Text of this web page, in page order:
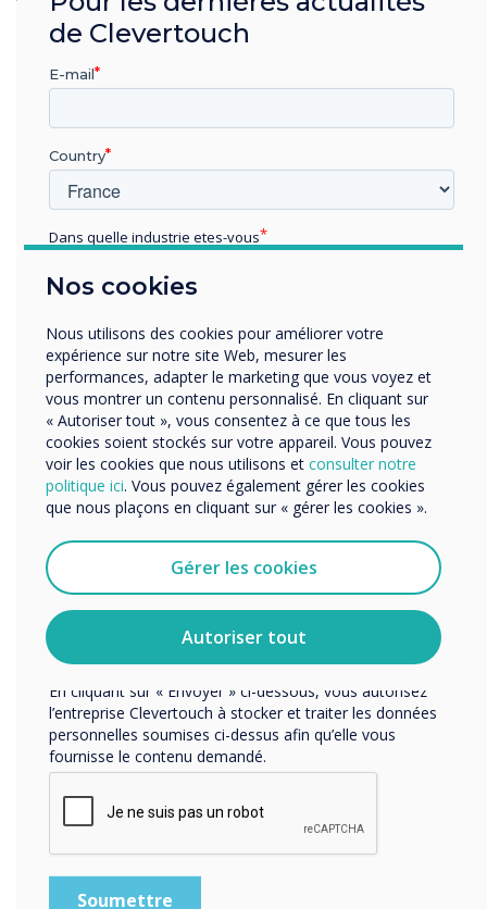
LIRE LA SUITE
“
Il y a encore beaucoup à
faire pour encourager les
femmes à se sentir plus
confiantes dans ce qui était
traditionnellement une
industrie à prédominance
masculine.
Nos cookies
Nous utilisons des cookies pour améliorer votre
expérience sur notre site Web, mesurer les
performances, adapter le marketing que vous voyez et
vous montrer un contenu personnalisé. En cliquant sur
« Autoriser tout », vous consentez à ce que tous les
cookies soient stockés sur votre appareil. Vous pouvez
voir les cookies que nous utilisons et consulter notre
politique ici. Vous pouvez également gérer les cookies
que nous plaçons en cliquant sur « gérer les cookies ».
Gérer les cookies
Autoriser tout
de Clevertouch
E-mail
Country
Dans quelle industrie etes-vous
Enterprise
Organisation Name
Nous aimerions vous contacter au sujet de nos produits
et services par e-mail, téléphone ou courrier.
J'accepte de recevoir des communications de
Clevertouch.
Vous pouvez vous désabonner de ces communications à
tout moment. Consultez notre Politique de confidentialité
pour en savoir plus sur nos modalités de
désabonnement, nos politiques de confidentialité et sur
notre engagement vis-à-vis de la protection et du respect
de la vie privée.
En cliquant sur « Envoyer » ci-dessous, vous autorisez
l’entreprise Clevertouch à stocker et traiter les données
personnelles soumises ci-dessus afin qu’elle vous
fournisse le contenu demandé.